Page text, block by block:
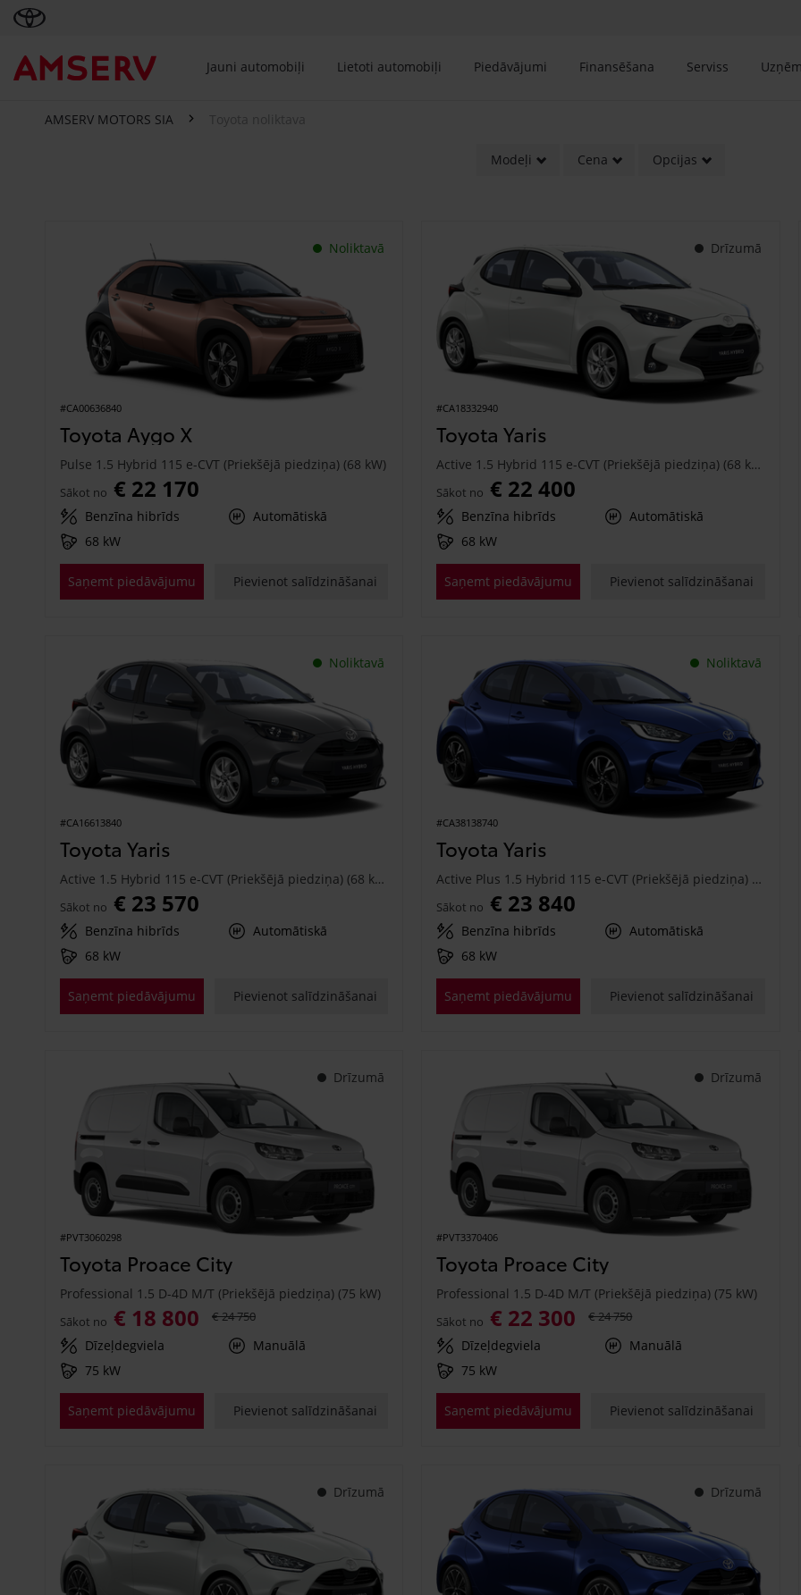
Jauni automobiļi Lietoti automobiļi Piedāvājumi Finansēšana Serviss
AMSERV MOTORS SIA Toyota noliktava
Modeļi Cena Opcijas
Noliktavā
#CA00636840
Toyota Aygo X
Pulse 1.5 Hybrid 115 e-CVT (Priekšējā piedziņa) (68 kW)
Sākot no € 22 170
Benzīna hibrīds
Automātiskā
68 kW
Saņemt piedāvājumu Pievienot salīdzināšanai
Drīzumā
#CA18332940
Toyota Yaris
Active 1.5 Hybrid 115 e-CVT (Priekšējā piedziņa) (68 kW)
Sākot no € 22 400
Benzīna hibrīds
Automātiskā
68 kW
Saņemt piedāvājumu Pievienot salīdzināšanai
Noliktavā
#CA16613840
Toyota Yaris
Active 1.5 Hybrid 115 e-CVT (Priekšējā piedziņa) (68 kW)
Sākot no € 23 570
Benzīna hibrīds
Automātiskā
68 kW
Saņemt piedāvājumu Pievienot salīdzināšanai
Noliktavā
#CA38138740
Toyota Yaris
Active Plus 1.5 Hybrid 115 e-CVT (Priekšējā piedziņa) (68 kW)
Sākot no € 23 840
Benzīna hibrīds
Automātiskā
68 kW
Saņemt piedāvājumu Pievienot salīdzināšanai
Drīzumā
#PVT3060298
Toyota Proace City
Professional 1.5 D-4D M/T (Priekšējā piedziņa) (75 kW)
Sākot no € 18 800 € 24 750
Dīzeļdegviela
Manuālā
75 kW
Saņemt piedāvājumu Pievienot salīdzināšanai
Drīzumā
#PVT3370406
Toyota Proace City
Professional 1.5 D-4D M/T (Priekšējā piedziņa) (75 kW)
Sākot no € 22 300 € 24 750
Dīzeļdegviela
Manuālā
75 kW
Saņemt piedāvājumu Pievienot salīdzināšanai
Drīzumā Drīzumā